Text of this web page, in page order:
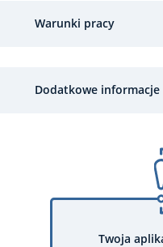
Warunki pracy
Dodatkowe informacje
Twoja